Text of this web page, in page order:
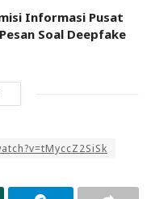
Informasi Pusat
Soal Deepfake